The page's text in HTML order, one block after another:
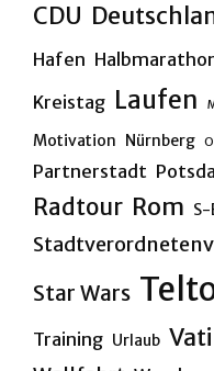
CDU
Hafen
Kreistag Laufen
Motivation Nürnberg
Partnerstadt
Radtour Rom S-
Star Wars
Training Urlaub